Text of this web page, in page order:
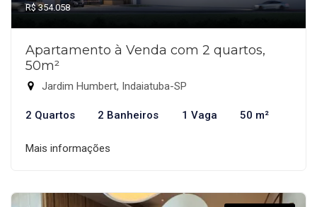
R$ 354.058
Apartamento à Venda com 2 quartos,
50m²
Jardim Humbert, Indaiatuba-SP
2 Quartos 2 Banheiros 1 Vaga 50 m²
Mais informações